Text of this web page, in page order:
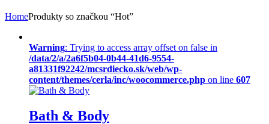
HomeProdukty so značkou “Hot”
Warning: Trying to access array offset on false in
/data/2/a/2a6f5b04-0b44-41d6-9554-
a81331f92242/mcsrdiecko.sk/web/wp-
content/themes/cerla/inc/woocommerce.php on line 607
Bath & Body